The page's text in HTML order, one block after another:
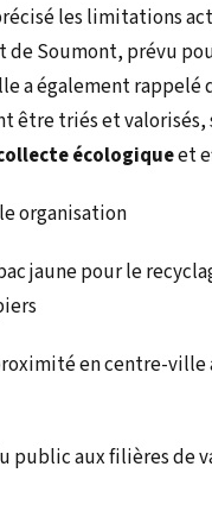
les limitations
de Soumont, prévu
a également rappelé
être triés et
écologiqueet
organisation
jaune pour le
en centre-ville
public aux filières de